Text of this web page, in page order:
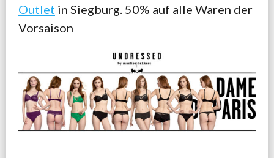
Outlet in Siegburg. 50% auf alle Waren der
Vorsaison